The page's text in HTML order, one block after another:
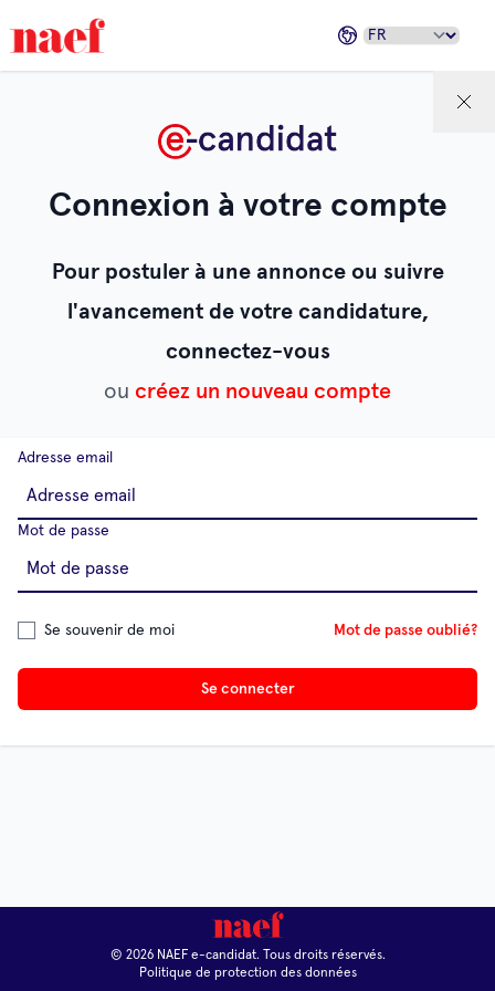
Connexion à votre compte
Pour postuler à une annonce ou suivre
l'avancement de votre candidature,
connectez-vous
ou créez un nouveau compte
Adresse email
Mot de passe
Se souvenir de moi Mot de passe oublié?
Se connecter
© 2026 NAEF e-candidat. Tous droits réservés.
Politique de protection des données